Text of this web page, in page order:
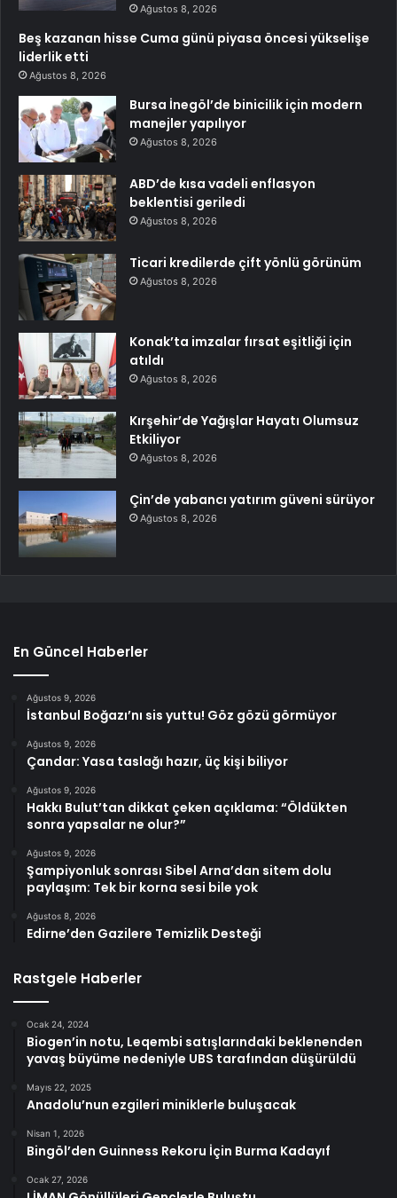
Ağustos 8, 2026
Beş kazanan hisse Cuma günü piyasa öncesi yükselişe
liderlik etti
Ağustos 8, 2026
Bursa İnegöl’de binicilik için modern
manejler yapılıyor
Ağustos 8, 2026
ABD’de kısa vadeli enflasyon
beklentisi geriledi
Ağustos 8, 2026
Ticari kredilerde çift yönlü görünüm
Ağustos 8, 2026
Konak’ta imzalar fırsat eşitliği için
atıldı
Ağustos 8, 2026
Kırşehir’de Yağışlar Hayatı Olumsuz
Etkiliyor
Ağustos 8, 2026
Çin’de yabancı yatırım güveni sürüyor
Ağustos 8, 2026
En Güncel Haberler
Ağustos 9, 2026
İstanbul Boğazı’nı sis yuttu! Göz gözü görmüyor
Ağustos 9, 2026
Çandar: Yasa taslağı hazır, üç kişi biliyor
Ağustos 9, 2026
Hakkı Bulut’tan dikkat çeken açıklama: “Öldükten
sonra yapsalar ne olur?”
Ağustos 9, 2026
Şampiyonluk sonrası Sibel Arna’dan sitem dolu
paylaşım: Tek bir korna sesi bile yok
Ağustos 8, 2026
Edirne’den Gazilere Temizlik Desteği
Rastgele Haberler
Ocak 24, 2024
Biogen’in notu, Leqembi satışlarındaki beklenenden
yavaş büyüme nedeniyle UBS tarafından düşürüldü
Mayıs 22, 2025
Anadolu’nun ezgileri miniklerle buluşacak
Nisan 1, 2026
Bingöl’den Guinness Rekoru İçin Burma Kadayıf
Ocak 27, 2026